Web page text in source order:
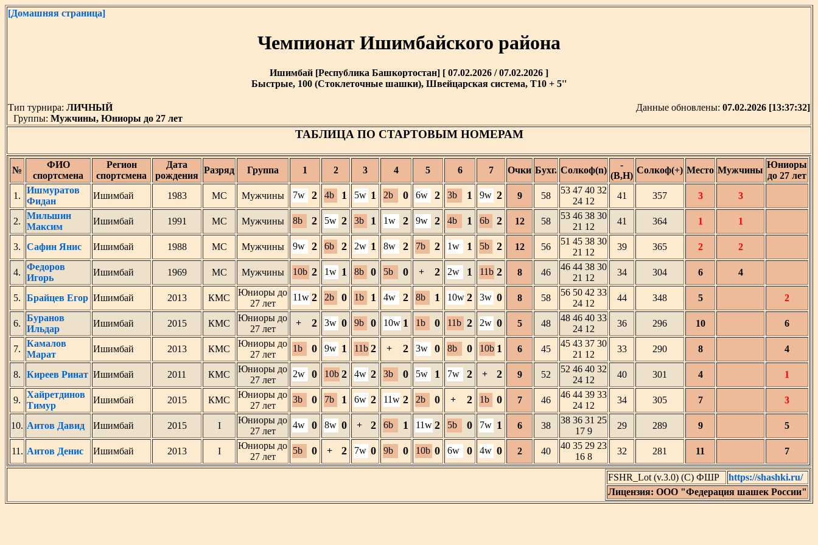
[Домашняя страница]
Чемпионат Ишимбайского района
Ишимбай [Республика Башкортостан] [ 07.02.2026 / 07.02.2026 ]
Быстрые, 100 (Стоклеточные шашки), Швейцарская система, T10 + 5''
Тип турнира: ЛИЧНЫЙ Данные обновлены: 07.02.2026 [13:37:32]
Группы: Мужчины, Юниоры до 27 лет
ТАБЛИЦА ПО СТАРТОВЫМ НОМЕРАМ
№
ФИО
спортсмена
Регион
спортсмена
Дата
рождения
Разряд Группа 1 2 3 4 5 6 7 Очки Бухг. Солкоф(n)
-
(В,Н)
Солкоф(+) Место Мужчины
Юниоры
до 27 лет
1.
Ишмуратов
Фидан
Ишимбай 1983 МС Мужчины 7w 2 4b 1 5w 1 2b 0 6w 2 3b 1 9w 2 9 58
53 47 40 32
24 12
41 357 3 3
2.
Мильшин
Максим
Ишимбай 1991 МС Мужчины 8b 2 5w 2 3b 1 1w 2 9w 2 4b 1 6b 2 12 58
53 46 38 30
21 12
41 364 1 1
3. Сафин Янис Ишимбай 1988 МС Мужчины 9w 2 6b 2 2w 1 8w 2 7b 2 1w 1 5b 2 12 56
51 45 38 30
21 12
39 365 2 2
4.
Федоров
Игорь
Ишимбай 1969 МС Мужчины 10b 2 1w 1 8b 0 5b 0 + 2 2w 1 11b 2 8 46
46 44 38 30
21 12
34 304 6 4
5. Брайцев Егор Ишимбай 2013 КМС
Юниоры до
27 лет
11w 2 2b 0 1b 1 4w 2 8b 1 10w 2 3w 0 8 58
56 50 42 33
24 12
44 348 5 2
6.
Буранов
Ильдар
Ишимбай 2015 КМС
Юниоры до
27 лет
+ 2 3w 0 9b 0 10w 1 1b 0 11b 2 2w 0 5 48
48 46 40 33
24 12
36 296 10 6
7.
Камалов
Марат
Ишимбай 2013 КМС
Юниоры до
27 лет
1b 0 9w 1 11b 2 + 2 3w 0 8b 0 10b 1 6 45
45 43 37 30
21 12
33 290 8 4
8. Киреев Ринат Ишимбай 2011 КМС
Юниоры до
27 лет
2w 0 10b 2 4w 2 3b 0 5w 1 7w 2 + 2 9 52
52 46 40 32
24 12
40 301 4 1
9.
Хайретдинов
Тимур
Ишимбай 2015 КМС
Юниоры до
27 лет
3b 0 7b 1 6w 2 11w 2 2b 0 + 2 1b 0 7 46
46 44 39 33
24 12
34 305 7 3
10. Аитов Давид Ишимбай 2015 I
Юниоры до
27 лет
4w 0 8w 0 + 2 6b 1 11w 2 5b 0 7w 1 6 38
38 36 31 25
17 9
29 289 9 5
11. Аитов Денис Ишимбай 2013 I
Юниоры до
27 лет
5b 0 + 2 7w 0 9b 0 10b 0 6w 0 4w 0 2 40
40 35 29 23
16 8
32 281 11 7
FSHR_Lot (v.3.0) (C) ФШР
https://shashki.ru/
Лицензия: ООО "Федерация шашек России"